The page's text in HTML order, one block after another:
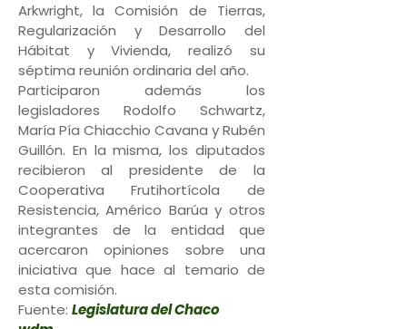
Arkwright, la Comisión de Tierras,
Regularización y Desarrollo del
Hábitat y Vivienda, realizó su
séptima reunión ordinaria del año.
Participaron además los
legisladores Rodolfo Schwartz,
María Pía Chiacchio Cavana y Rubén
Guillón. En la misma, los diputados
recibieron al presidente de la
Cooperativa Frutihortícola de
Resistencia, Américo Barúa y otros
integrantes de la entidad que
acercaron opiniones sobre una
iniciativa que hace al temario de
esta comisión.
Fuente: Legislatura del Chaco